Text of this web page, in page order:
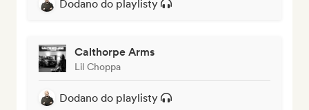
Dodano do playlisty
Calthorpe Arms
Lil Choppa
Dodano do playlisty